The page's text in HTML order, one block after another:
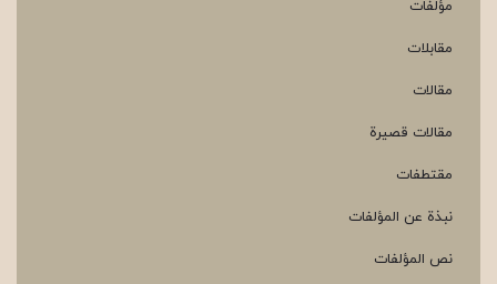
مؤلفات
مقابلات
مقالات
مقالات قصيرة
مقتطفات
نبذة عن المؤلفات
نص المؤلفات